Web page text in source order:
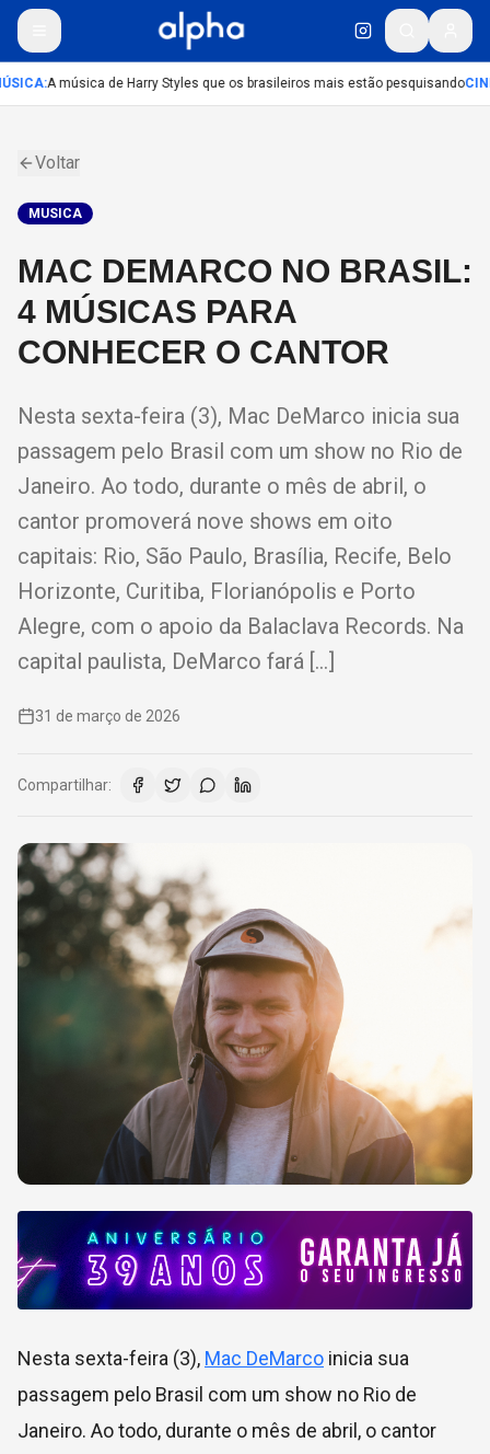
:A música de Harry Styles que os brasileiros mais estão pesquisando
Voltar
MUSICA
MAC DEMARCO NO BRASIL:
4 MÚSICAS PARA
CONHECER O CANTOR
Nesta sexta-feira (3), Mac DeMarco inicia sua
passagem pelo Brasil com um show no Rio de
Janeiro. Ao todo, durante o mês de abril, o
cantor promoverá nove shows em oito
capitais: Rio, São Paulo, Brasília, Recife, Belo
Horizonte, Curitiba, Florianópolis e Porto
Alegre, com o apoio da Balaclava Records. Na
capital paulista, DeMarco fará […]
31 de março de 2026
Compartilhar:
Nesta sexta-feira (3), Mac DeMarco inicia sua
passagem pelo Brasil com um show no Rio de
Janeiro. Ao todo, durante o mês de abril, o cantor